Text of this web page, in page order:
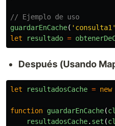
// Ejemplo de uso
guardarEnCache( ' consulta1 '
let
resultado =
Después (Usando
let resultadosCache = new
function guardarEnCache(
resultadosCache. set (